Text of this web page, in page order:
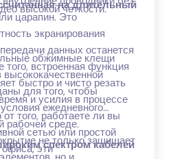
высокой четкости.
царапин. Это
экранирования
данных останется
встроенная функция
быстро и чисто резать
и усилия в процессе
того, работаете ли вы
сетью или простой
эти
на длительный
обжимные клещи
высококачественной
для того, чтобы
ежедневного
рабочей среде.
не только защищает
спектром кабелей